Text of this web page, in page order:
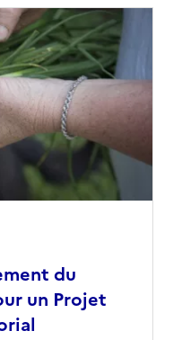
du
un Projet